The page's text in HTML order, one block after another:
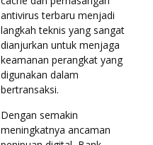
antivirus terbaru menjadi
langkah teknis yang sangat
dianjurkan untuk menjaga
keamanan perangkat yang
digunakan dalam
bertransaksi.
Dengan semakin
meningkatnya ancaman